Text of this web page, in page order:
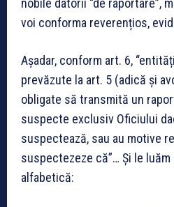
nobile datorii “de raportare”,
voi conforma reverențios,
Așadar, conform art. 6,
prevăzute la art. 5 (adică și
obligate să transmită un
suspecte exclusiv Oficiului
suspectează, sau au motive
suspectezeze că”… Și le luăm
alfabetică: